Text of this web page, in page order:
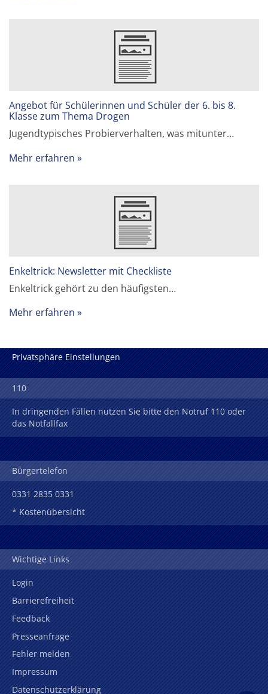
Angebot für Schülerinnen und Schüler der 6. bis 8.
Klasse zum Thema Drogen
Jugendtypisches Probierverhalten, was mitunter…
Mehr erfahren
Enkeltrick: Newsletter mit Checkliste
Enkeltrick gehört zu den häufigsten…
Mehr erfahren
Privatsphäre Einstellungen
110
In dringenden Fällen nutzen Sie bitte den Notruf 110 oder
das Notfallfax
Bürgertelefon
0331 2835 0331
* Kostenübersicht
Wichtige Links
Login
Barrierefreiheit
Feedback
Presseanfrage
Fehler melden
Impressum
Datenschutzerklärung